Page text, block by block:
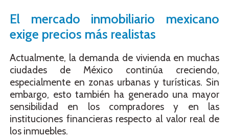
El mercado inmobiliario mexicano
exige precios más realistas
Actualmente, la demanda de vivienda en muchas
ciudades de México continúa creciendo,
especialmente en zonas urbanas y turísticas. Sin
embargo, esto también ha generado una mayor
sensibilidad en los compradores y en las
instituciones financieras respecto al valor real de
los inmuebles.